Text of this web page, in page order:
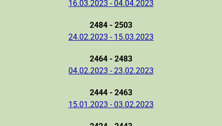
16.03.2023 - 04.04.2023
2484 - 2503
24.02.2023 - 15.03.2023
2464 - 2483
04.02.2023 - 23.02.2023
2444 - 2463
15.01.2023 - 03.02.2023